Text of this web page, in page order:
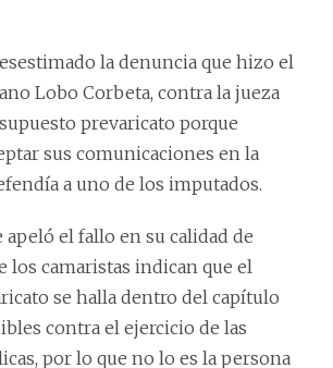
la denuncia que hizo el
Lobo Corbeta, contra la jueza
prevaricato porque
sus comunicaciones en la
a uno de los imputados.
el fallo en su calidad de
los camaristas indican que el
se halla dentro del capítulo
contra el ejercicio de las
por lo que no lo es la persona